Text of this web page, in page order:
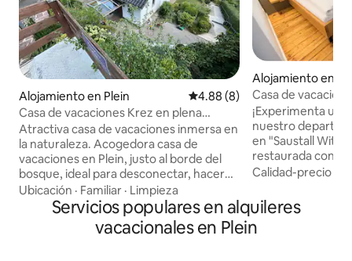
Alojamiento en Plein Calificación promedio: 4.88
4.88 (8)
Casa de vacaciones Krez en plena
naturaleza
Atractiva casa de vacaciones inmersa en
la naturaleza. Acogedora casa de
vacaciones en Plein, justo al borde del
bosque, ideal para desconectar, hacer
senderismo y relajarse. Para un máximo
de 4 personas con dormitorio, cocina,
baño, sala de estar y wifi. Gran jardín con
balcón, dos hamacas y hermosas vistas
Ubicación · Familiar · Limpieza
Alojamiento en
Casa de
Mosel -
¡Experimenta
nuestro
en "Saustall
restaurada con
reconvertido
alojamiento
un máximo de 4
de tres pisos
Calidad-precio
Servicios populares en alquileres
vacacionales en Plein